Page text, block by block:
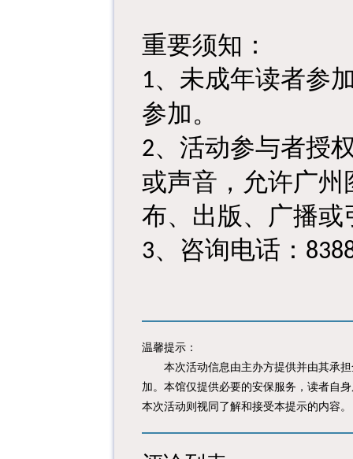
重要须知：
1、未成年读者参
参加。
2、活动参与者授
或声音，允许广
布、出版、广播或
3、咨询电话：
温馨提示：
本次活动信息由主办方提供并由其承担
加。本馆仅提供必要的安保服务，读者自
本次活动则视同了解和接受本提示的内容。